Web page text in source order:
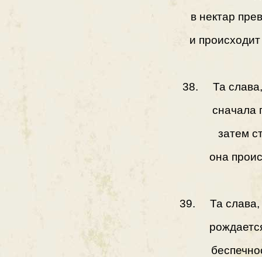
в нектар
и
38. Та слава,
сначала
затем
она
39. Та слава,